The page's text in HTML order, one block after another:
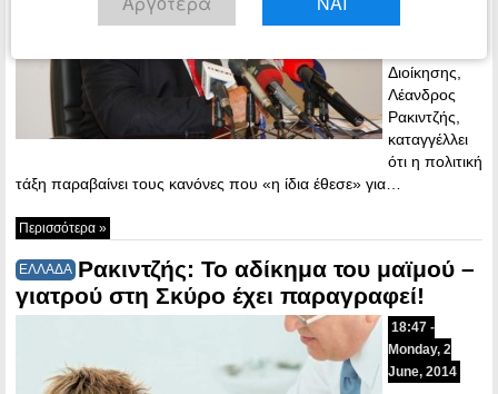
επιθεωρητής
Διοίκησης,
Λέανδρος
Ρακιντζής,
καταγγέλλει
ότι η πολιτική
τάξη παραβαίνει τους κανόνες που «η ίδια έθεσε» για…
Περισσότερα »
ΕΛΛΑΔΑ Ρακιντζής: Το αδίκημα του μαϊμού –
γιατρού στη Σκύρο έχει παραγραφεί!
18:47 -
Monday, 2
June, 2014